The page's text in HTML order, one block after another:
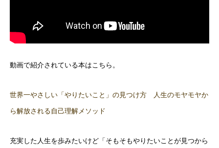
動画で紹介されている本はこちら。
世界一やさしい「やりたいこと」の見つけ方 人生のモヤモヤか
ら解放される自己理解メソッド
充実した人生を歩みたいけど「そもそもやりたいことが見つから